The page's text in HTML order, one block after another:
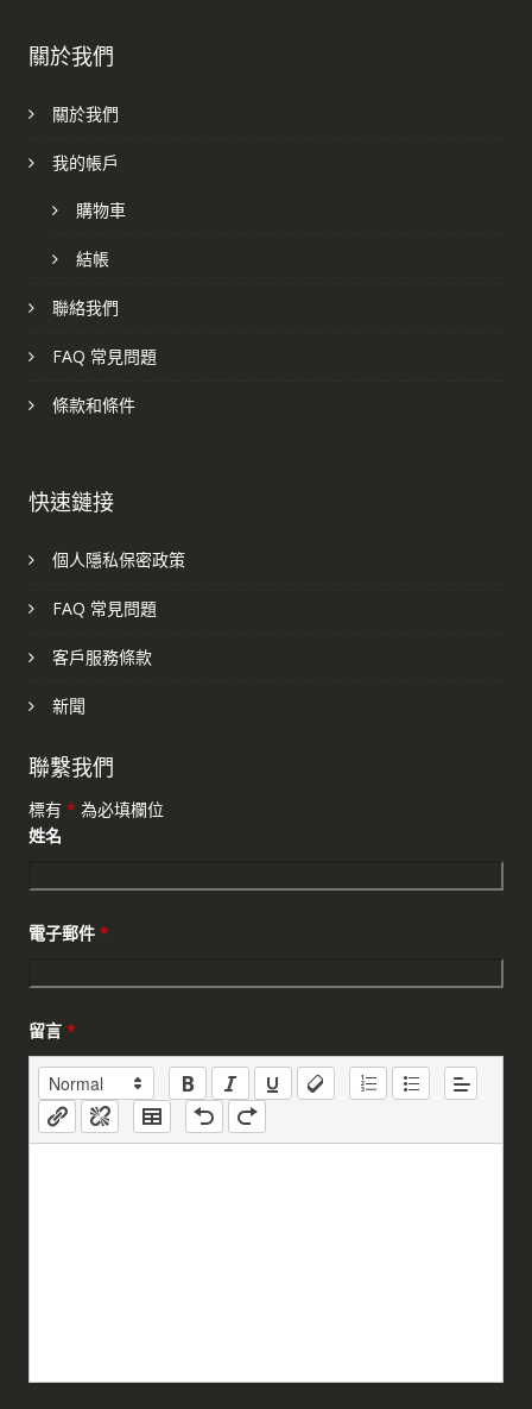
關於我們
關於我們
我的帳戶
購物車
結帳
聯絡我們
FAQ 常見問題
條款和條件
快速鏈接
個人隱私保密政策
FAQ 常見問題
客戶服務條款
新聞
聯繫我們
標有 * 為必填欄位
姓名
電子郵件 *
留言 *